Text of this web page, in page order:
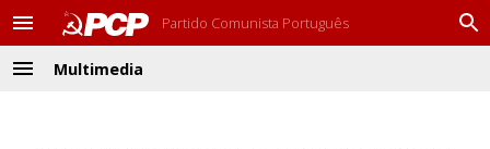
M
e
n
Partido Comunista Português
P
Multimedia